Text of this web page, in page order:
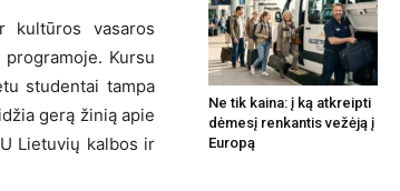
kultūros vasaros
Kursu
studentai tampa
gerą žinią apie
Lietuvių kalbos ir
Ne tik kaina: į ką atkreipti
dėmesį renkantis vežėją į
Europą